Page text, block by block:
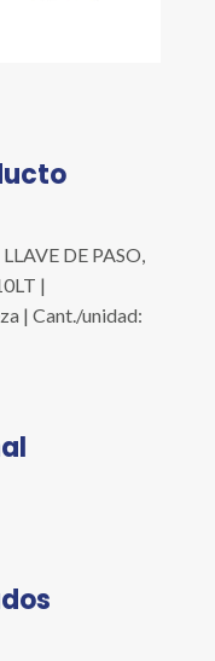
DE PASO,
|
| Cant./unidad: